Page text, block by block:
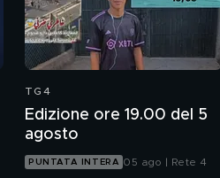
TG4
Edizione ore 19.00 del 5
agosto
PUNTATA INTERA 05 ago | Rete 4